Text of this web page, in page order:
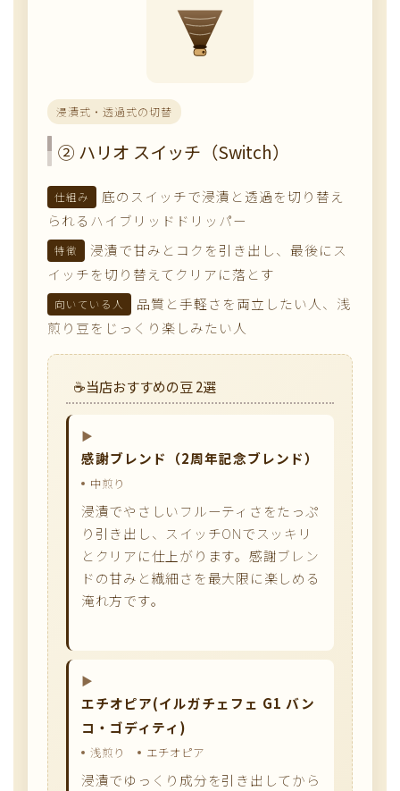
浸漬式・透過式の切替
② ハリオ スイッチ（Switch）
仕組み
底のスイッチで浸漬と透過を切り替え
られるハイブリッドドリッパー
特徴
浸漬で甘みとコクを引き出し、最後にス
イッチを切り替えてクリアに落とす
向いている人
品質と手軽さを両立したい人、浅
煎り豆をじっくり楽しみたい人
当店おすすめの豆 2選
感謝ブレンド（2周年記念ブレンド）
中煎り
浸漬でやさしいフルーティさをたっぷ
り引き出し、スイッチONでスッキリ
とクリアに仕上がります。感謝ブレン
ドの甘みと繊細さを最大限に楽しめる
淹れ方です。
エチオピア(イルガチェフェ G1 バン
コ・ゴディティ)
浅煎り エチオピア
浸漬でゆっくり成分を引き出してから